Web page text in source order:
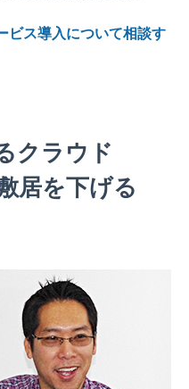
ビス導入について相談す
クラウド
居を下げる